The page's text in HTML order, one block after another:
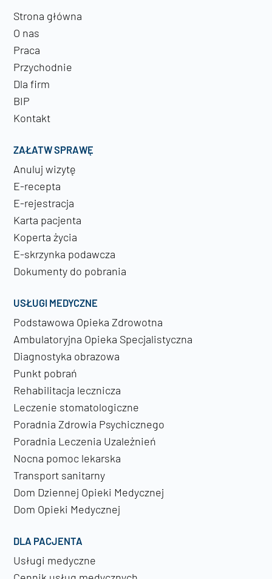
Strona główna
O nas
Praca
Przychodnie
Dla firm
BIP
Kontakt
ZAŁATW SPRAWĘ
Anuluj wizytę
E-recepta
E-rejestracja
Karta pacjenta
Koperta życia
E-skrzynka podawcza
Dokumenty do pobrania
USŁUGI MEDYCZNE
Podstawowa Opieka Zdrowotna
Ambulatoryjna Opieka Specjalistyczna
Diagnostyka obrazowa
Punkt pobrań
Rehabilitacja lecznicza
Leczenie stomatologiczne
Poradnia Zdrowia Psychicznego
Poradnia Leczenia Uzależnień
Nocna pomoc lekarska
Transport sanitarny
Dom Dziennej Opieki Medycznej
Dom Opieki Medycznej
DLA PACJENTA
Usługi medyczne